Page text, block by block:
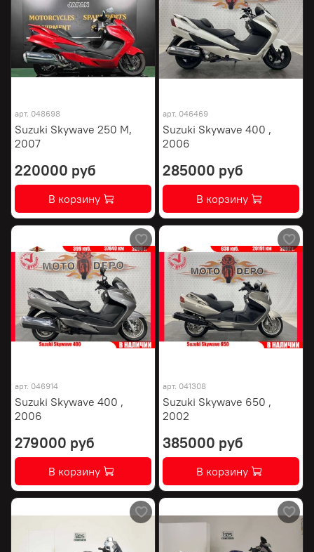
арт. 048698
Suzuki Skywave 250 M,
2007
220000 руб
В корзину
арт. 046469
Suzuki Skywave 400 ,
2006
285000 руб
В корзину
арт. 046914
Suzuki Skywave 400 ,
2006
279000 руб
В корзину
арт. 041308
Suzuki Skywave 650 ,
2002
385000 руб
В корзину